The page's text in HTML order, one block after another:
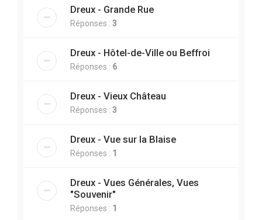
Dreux - Grande Rue
Réponses : 3
Dreux - Hôtel-de-Ville ou Beffroi
Réponses : 6
Dreux - Vieux Château
Réponses : 3
Dreux - Vue sur la Blaise
Réponses : 1
Dreux - Vues Générales, Vues
"Souvenir"
Réponses : 1